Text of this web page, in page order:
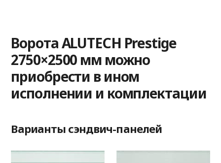
Ворота ALUTECH Prestige
2750×2500 мм можно
приобрести в ином
исполнении и комплектации
Варианты сэндвич-панелей